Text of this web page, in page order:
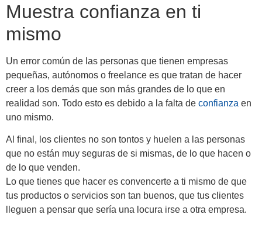
Muestra confianza en ti
mismo
Un error común de las personas que tienen empresas
pequeñas, autónomos o freelance es que tratan de hacer
creer a los demás que son más grandes de lo que en
realidad son. Todo esto es debido a la falta de confianza en
uno mismo.
Al final, los clientes no son tontos y huelen a las personas
que no están muy seguras de si mismas, de lo que hacen o
de lo que venden.
Lo que tienes que hacer es convencerte a ti mismo de que
tus productos o servicios son tan buenos, que tus clientes
lleguen a pensar que sería una locura irse a otra empresa.